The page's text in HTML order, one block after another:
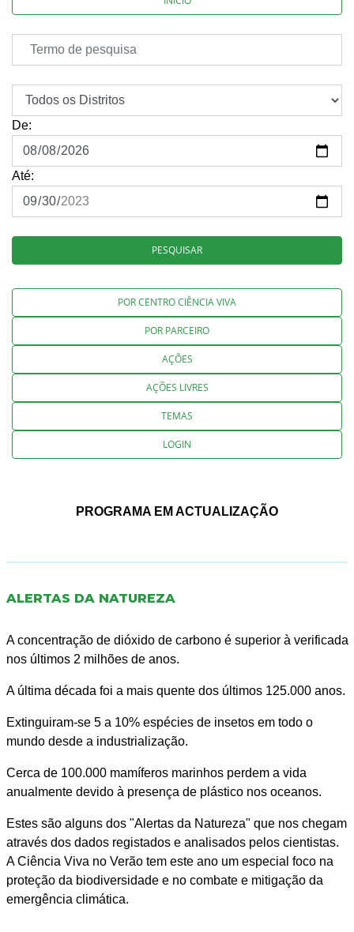
De:
Até:
PESQUISAR
POR CENTRO CIÊNCIA VIVA
POR PARCEIRO
AÇÕES
AÇÕES LIVRES
TEMAS
LOGIN
PROGRAMA EM ACTUALIZAÇÃO
ALERTAS DA NATUREZA
A concentração de dióxido de carbono é superior à verificada
nos últimos 2 milhões de anos.
A última década foi a mais quente dos últimos 125.000 anos.
Extinguiram-se 5 a 10% espécies de insetos em todo o
mundo desde a industrialização.
Cerca de 100.000 mamíferos marinhos perdem a vida
anualmente devido à presença de plástico nos oceanos.
Estes são alguns dos "Alertas da Natureza" que nos chegam
através dos dados registados e analisados pelos cientistas.
A Ciência Viva no Verão tem este ano um especial foco na
proteção da biodiversidade e no combate e mitigação da
emergência climática.